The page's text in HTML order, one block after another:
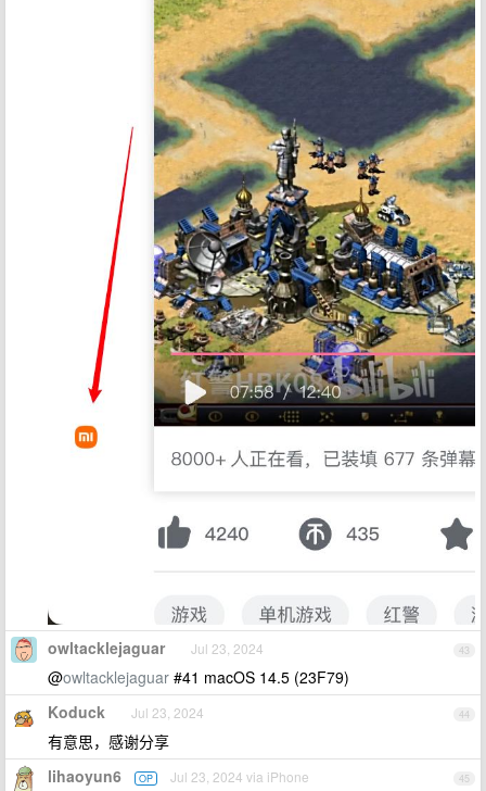
43
owltacklejaguar Jul 23, 2024
@owltacklejaguar #41 macOS 14.5 (23F79)
44
Koduck Jul 23, 2024
有意思，感谢分享
45
lihaoyun6 OP Jul 23, 2024 via iPhone